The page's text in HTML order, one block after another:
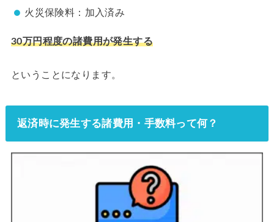
火災保険料：加入済み
30万円程度の諸費用が発生する
ということになります。
返済時に発生する諸費用・手数料って何？